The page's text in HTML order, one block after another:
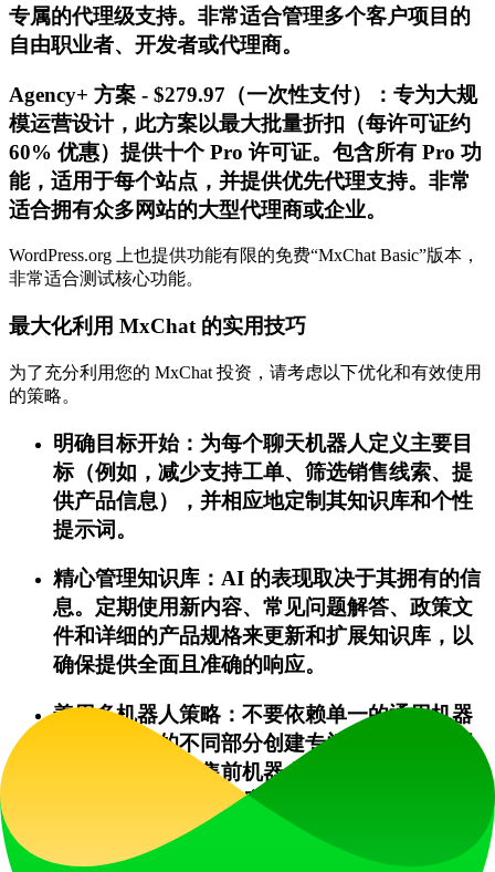
专属的代理级支持。非常适合管理多个客户项目的
自由职业者、开发者或代理商。
Agency+ 方案 - $279.97（一次性支付）：专为大规
模运营设计，此方案以最大批量折扣（每许可证约
60% 优惠）提供十个 Pro 许可证。包含所有 Pro 功
能，适用于每个站点，并提供优先代理支持。非常
适合拥有众多网站的大型代理商或企业。
WordPress.org 上也提供功能有限的免费“MxChat Basic”版本，
非常适合测试核心功能。
最大化利用 MxChat 的实用技巧
为了充分利用您的 MxChat 投资，请考虑以下优化和有效使用
的策略。
明确目标开始：为每个聊天机器人定义主要目
标（例如，减少支持工单、筛选销售线索、提
供产品信息），并相应地定制其知识库和个性
提示词。
精心管理知识库：AI 的表现取决于其拥有的信
息。定期使用新内容、常见问题解答、政策文
件和详细的产品规格来更新和扩展知识库，以
确保提供全面且准确的响应。
善用多机器人策略：不要依赖单一的通用机器
人。为网站的不同部分创建专门的机器人（例
如，定价页面的售前机器人、文档部分的技术
机器人），以提供高度针对性和高效的协助。
利用基于意图的表单触发器：策略性地设置表